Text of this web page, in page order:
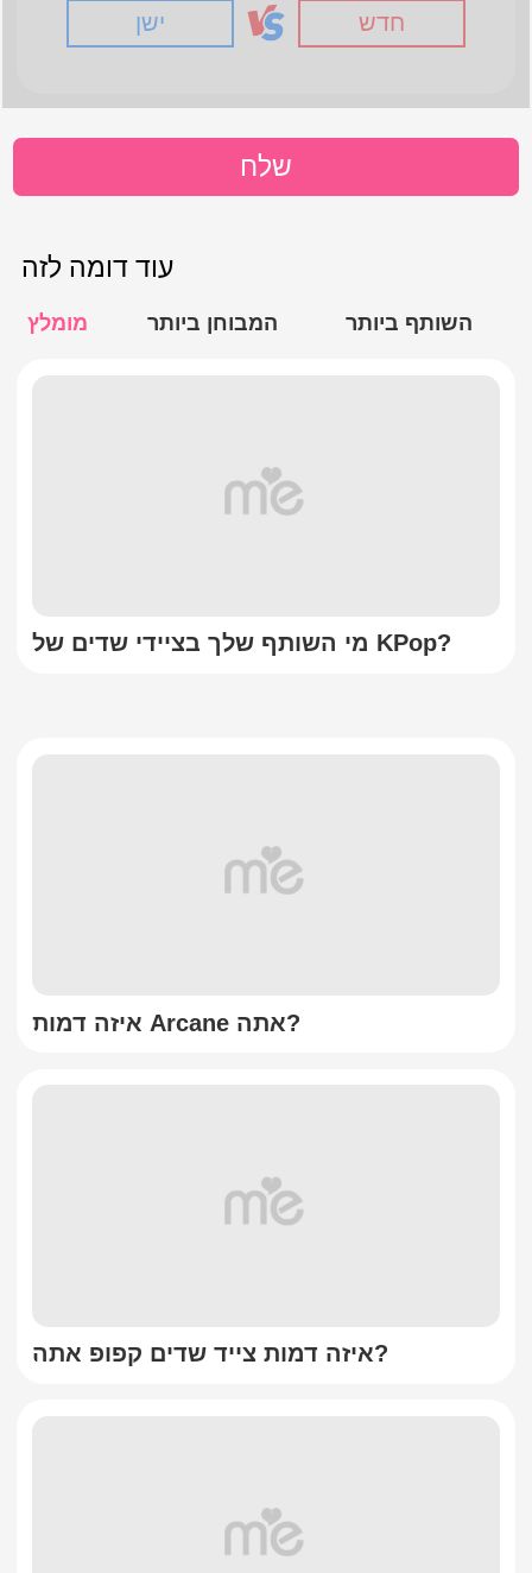
ישן חדש
שלח
עוד דומה לזה
מומלץ המבוחן ביותר השותף ביותר
מי השותף שלך בציידי שדים של KPop?
איזה דמות Arcane אתה?
איזה דמות צייד שדים קפופ אתה?